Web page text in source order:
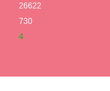
4
26622
730